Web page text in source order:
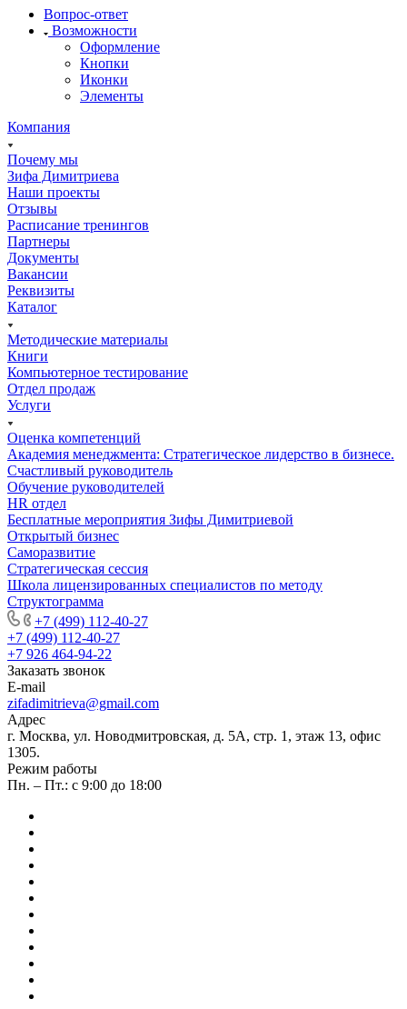
Вопрос-ответ
Возможности
Оформление
Кнопки
Иконки
Элементы
Компания
Почему мы
Зифа Димитриева
Наши проекты
Отзывы
Расписание тренингов
Партнеры
Документы
Вакансии
Реквизиты
Каталог
Методические материалы
Книги
Компьютерное тестирование
Отдел продаж
Услуги
Оценка компетенций
Академия менеджмента: Стратегическое лидерство в бизнесе.
Счастливый руководитель
Обучение руководителей
HR отдел
Бесплатные мероприятия Зифы Димитриевой
Открытый бизнес
Саморазвитие
Стратегическая сессия
Школа лицензированных специалистов по методу
Структограмма
+7 (499) 112-40-27
+7 (499) 112-40-27
+7 926 464-94-22
Заказать звонок
E-mail
zifadimitrieva@gmail.com
Адрес
г. Москва, ул. Новодмитровская, д. 5А, стр. 1, этаж 13, офис
1305.
Режим работы
Пн. – Пт.: с 9:00 до 18:00